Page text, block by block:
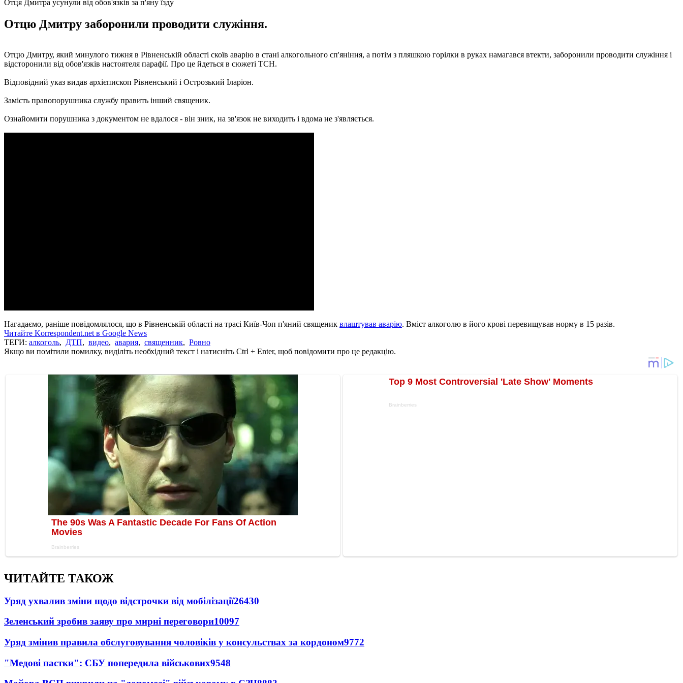
Отця Дмитра усунули від обов'язків за п'яну їзду
Отцю Дмитру заборонили проводити служіння.
Отцю Дмитру, який минулого тижня в Рівненській області скоїв аварію в стані алкогольного сп'яніння, а потім з пляшкою горілки в руках намагався втекти, заборонили проводити служіння і
відсторонили від обов'язків настоятеля парафії. Про це йдеться в сюжеті ТСН.
Відповідний указ видав архієпископ Рівненський і Острозький Іларіон.
Замість правопорушника службу править інший священик.
Ознайомити порушника з документом не вдалося - він зник, на зв'язок не виходить і вдома не з'являється.
Нагадаємо, раніше повідомлялося, що в Рівненській області на трасі Київ-Чоп п'яний священик влаштував аварію. Вміст алкоголю в його крові перевищував норму в 15 разів.
Читайте Korrespondent.net в Google News
ТЕГИ: алкоголь, ДТП, видео, авария, священник, Ровно
Якщо ви помітили помилку, виділіть необхідний текст і натисніть Ctrl + Enter, щоб повідомити про це редакцію.
ЧИТАЙТЕ ТАКОЖ
Уряд ухвалив зміни щодо відстрочки від мобілізації26430
Зеленський зробив заяву про мирні переговори10097
Уряд змінив правила обслуговування чоловіків у консульствах за кордоном9772
"Медові пастки": СБУ попередила військових9548